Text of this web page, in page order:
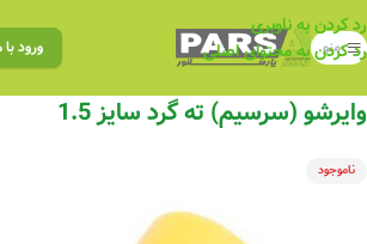
رد کردن به ناوبری
رد کردن به محتوای اصلی
منو ورود با موبایل
وایرشو (سرسیم) ته گرد سایز 1.5
ناموجود